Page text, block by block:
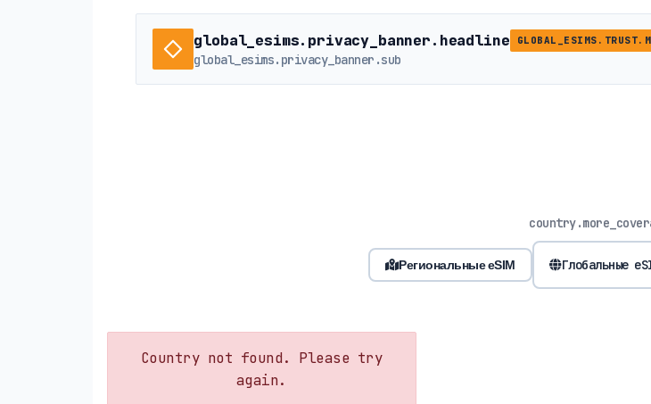
global_esims.privacy_banner.headline
global_esims.privacy_banner.sub
Региональные eSIM Глобальные
Country not found. Please try
again.